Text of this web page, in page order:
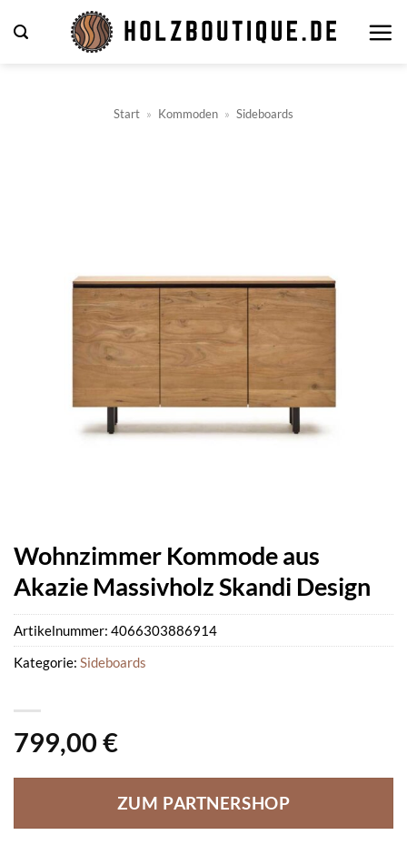
Inhalt
Start » Kommoden » Sideboards
Wohnzimmer Kommode aus
Akazie Massivholz Skandi Design
799,00 €
ZUM PARTNERSHOP
Artikelnummer: 4066303886914
Kategorie: Sideboards